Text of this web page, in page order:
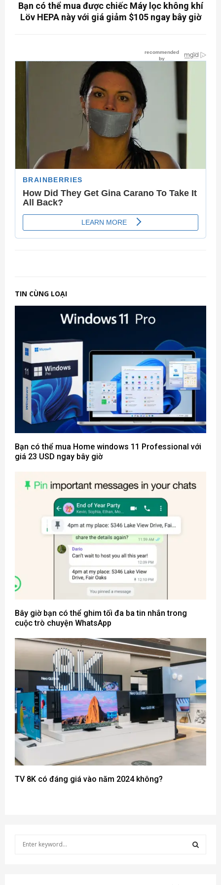
Bạn có thể mua được chiếc Máy lọc không khí
Löv HEPA này với giá giảm $105 ngay bây giờ
TIN CÙNG LOẠI
Bạn có thể mua Home windows 11 Professional với
giá 23 USD ngay bây giờ
Bây giờ bạn có thể ghim tối đa ba tin nhắn trong
cuộc trò chuyện WhatsApp
TV 8K có đáng giá vào năm 2024 không?